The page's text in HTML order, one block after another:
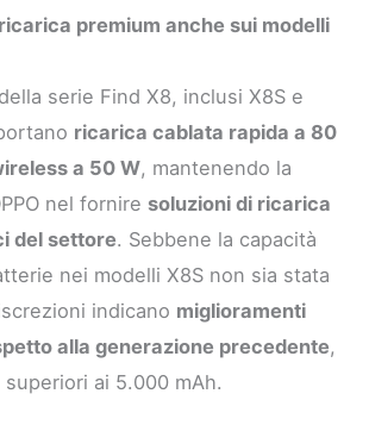
premium anche sui modelli
serie Find X8, inclusi X8S e
ricarica cablata rapida a 80
a 50 W, mantenendo la
nel fornire soluzioni di ricarica
del settore. Sebbene la capacità
nei modelli X8S non sia stata
indicano miglioramenti
alla generazione precedente,
ai 5.000 mAh.